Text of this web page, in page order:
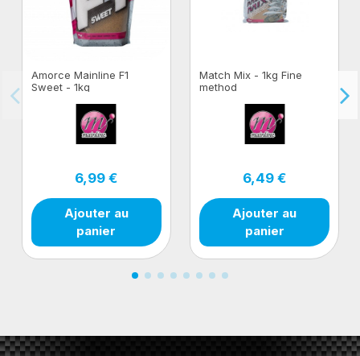
Amorce Mainline F1
Sweet - 1kg
6,99 €
Ajouter au
panier
Match Mix - 1kg Fine
method
6,49 €
Ajouter au
panier